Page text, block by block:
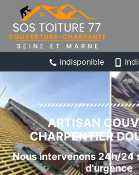
indisponible
ARTISAN
CHARPENTIER
Nous intervenons 24h/24
d'urgence